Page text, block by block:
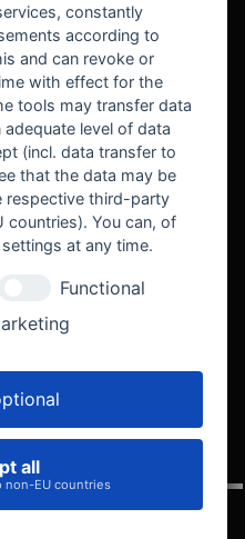
constantly
according to
and can revoke or
with effect for the
tools may transfer data
level of data
(incl. data transfer to
that the data may be
respective third-party
countries). You can, of
at any time.
Functional
all
non-EU countries